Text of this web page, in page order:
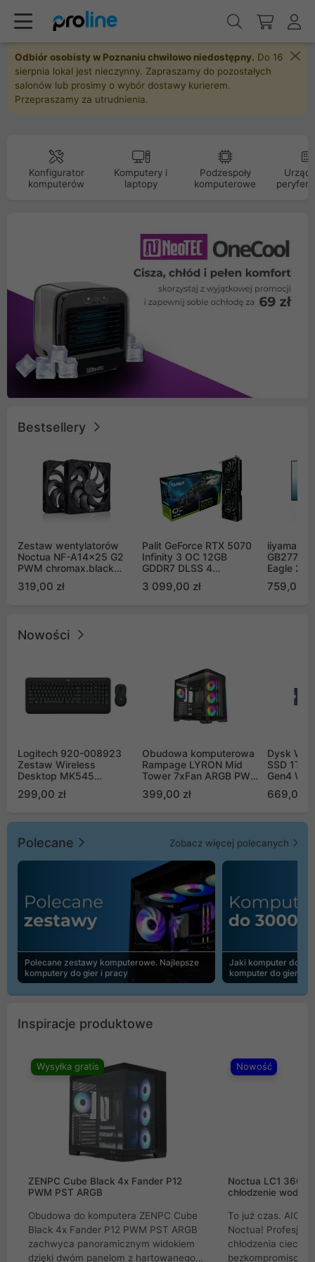
Odbiór osobisty w Poznaniu chwilowo niedostępny. Do 16
sierpnia lokal jest nieczynny. Zapraszamy do pozostałych
salonów lub prosimy o wybór dostawy kurierem.
Przepraszamy za utrudnienia.
Konfigurator
komputerów
Komputery i
laptopy
Podzespoły
komputerowe
Bestsellery
Zestaw wentylatorów
Noctua NF-A14x25 G2
PWM chromax.black
Push Pull (2szt)
319,00 zł
Palit GeForce RTX 5070
Infinity 3 OC 12GB
GDDR7 DLSS 4
GB2050S)
3 099,00 zł
iiyama G-
Eagle 27"
759,00 zł
Nowości
Logitech 920-008923
Zestaw Wireless
Desktop MK545
299,00 zł
Obudowa komputerowa
Rampage LYRON Mid
Tower 7xFan ARGB PWM
399,00 zł
Dysk WD
SSD 1TB
Gen4
669,00
Polecane Zobacz więcej polecanych
Polecane zestawy komputerowe. Najlepsze
komputery do gier i pracy
Jaki komputer do
komputer do gier |
Inspiracje produktowe
Wysyłka gratis
ZENPC Cube Black 4x Fander P12
PWM PST ARGB
Obudowa do komputera ZENPC Cube
Black 4x Fander P12 PWM PST ARGB
zachwyca panoramicznym widokiem
dzięki dwóm panelom z hartowanego
Nowość
Noctua LC1
chłodzenie wodne
To już czas. AIO
Noctua!
chłodzenia cieczą